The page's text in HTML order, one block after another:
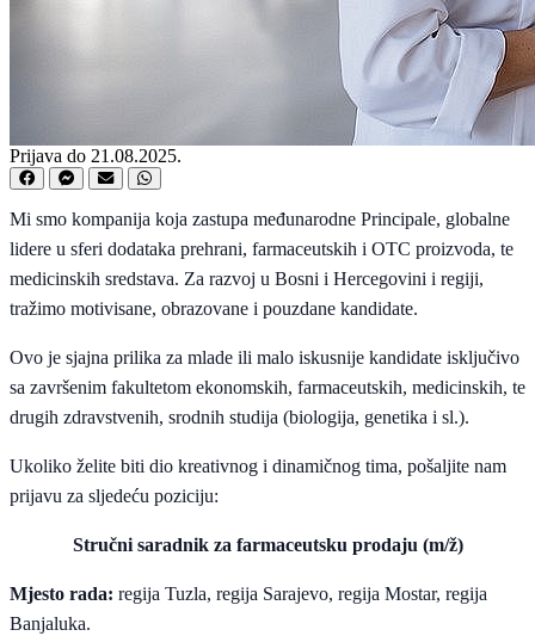
Prijava do 21.08.2025.
Mi smo kompanija koja zastupa međunarodne Principale, globalne
lidere u sferi dodataka prehrani, farmaceutskih i OTC proizvoda, te
medicinskih sredstava. Za razvoj u Bosni i Hercegovini i regiji,
tražimo motivisane, obrazovane i pouzdane kandidate.
Ovo je sjajna prilika za mlade ili malo iskusnije kandidate isključivo
sa završenim fakultetom ekonomskih, farmaceutskih, medicinskih, te
drugih zdravstvenih, srodnih studija (biologija, genetika i sl.).
Ukoliko želite biti dio kreativnog i dinamičnog tima, pošaljite nam
prijavu za sljedeću poziciju:
Stručni saradnik za farmaceutsku prodaju (m/ž)
Mjesto rada: regija Tuzla, regija Sarajevo, regija Mostar, regija
Banjaluka.